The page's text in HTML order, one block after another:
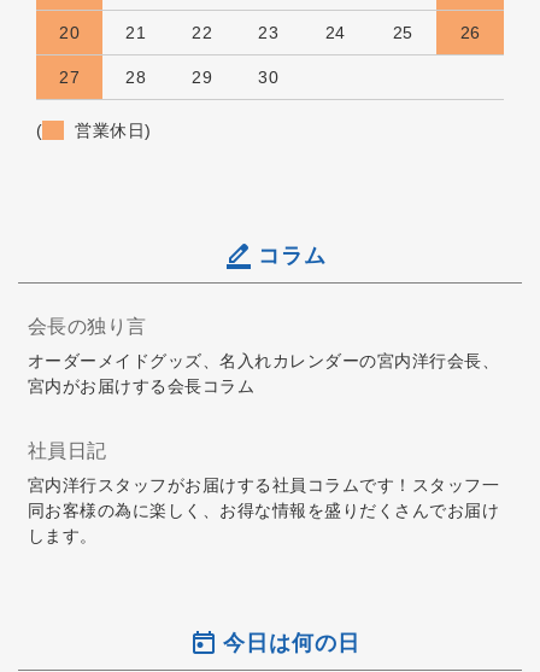
20 21 22 23 24 25 26
27 28 29 30
( 営業休日)
コラム
会長の独り言
オーダーメイドグッズ、名入れカレンダーの宮内洋行会長、
宮内がお届けする会長コラム
社員日記
宮内洋行スタッフがお届けする社員コラムです！スタッフ一
同お客様の為に楽しく、お得な情報を盛りだくさんでお届け
します。
今日は何の日